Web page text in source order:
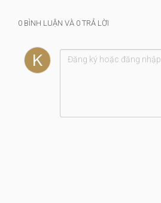
0 BÌNH LUẬN VÀ 0 TRẢ LỜI